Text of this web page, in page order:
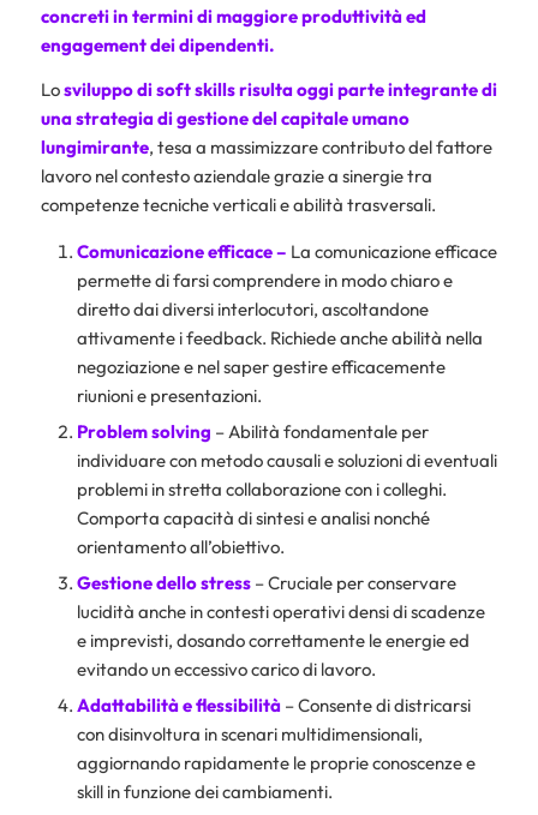
concreti in termini di maggiore produttività ed
engagement dei dipendenti.
Losviluppo di soft skills risulta oggi parte integrante di
una strategia di gestione del capitale umano
lungimirante, tesa a massimizzare contributo del fattore
lavoro nel contesto aziendale grazie a sinergie tra
competenze tecniche verticali e abilità trasversali.
Comunicazione efficace – La comunicazione efficace
permette di farsi comprendere in modo chiaro e
diretto dai diversi interlocutori, ascoltandone
attivamente i feedback. Richiede anche abilità nella
negoziazione e nel saper gestire efficacemente
riunioni e presentazioni.
Problem solving – Abilità fondamentale per
individuare con metodo causali e soluzioni di eventuali
problemi in stretta collaborazione con i colleghi.
Comporta capacità di sintesi e analisi nonché
orientamento all’obiettivo.
Gestione dello stress– Cruciale per conservare
lucidità anche in contesti operativi densi di scadenze
e imprevisti, dosando correttamente le energie ed
evitando un eccessivo carico di lavoro.
Adattabilità e flessibilità– Consente di districarsi
con disinvoltura in scenari multidimensionali,
aggiornando rapidamente le proprie conoscenze e
skill in funzione dei cambiamenti.